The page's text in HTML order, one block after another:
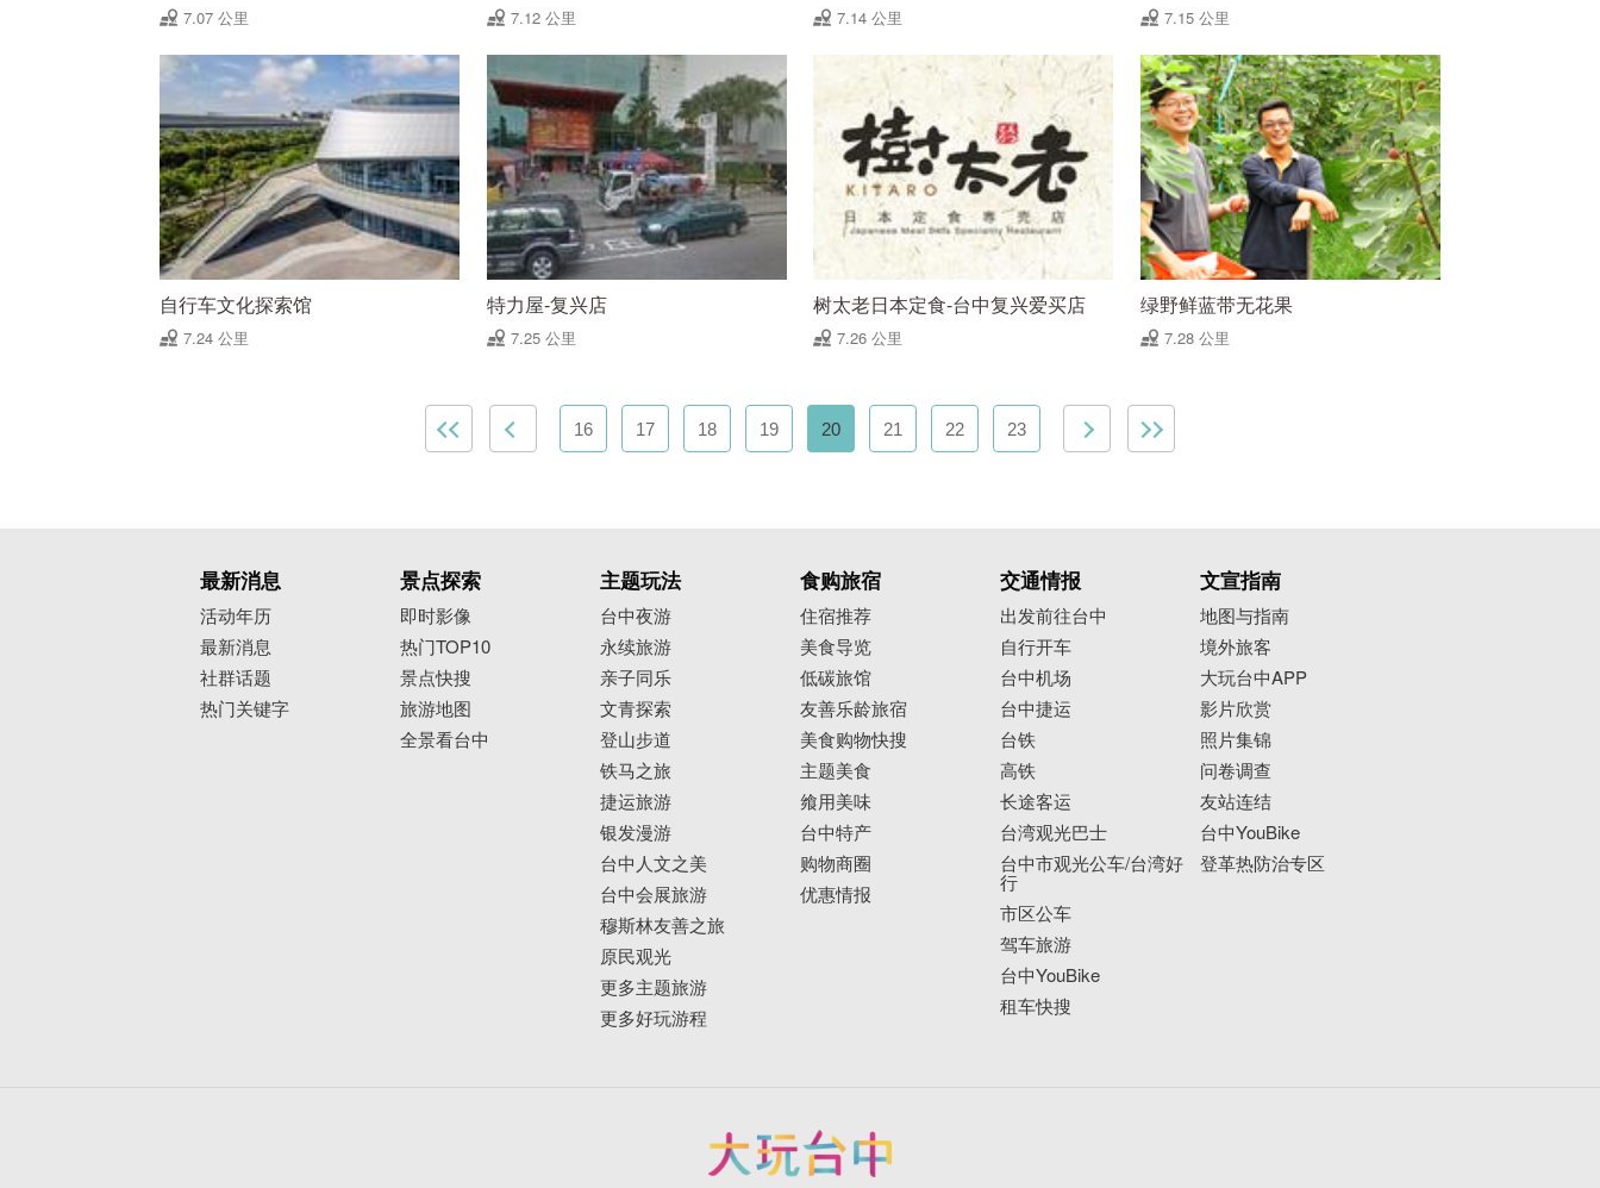
7.07 公里 7.12 公里 7.14 公里 7.15 公里
自行车文化探索馆
7.24 公里
特力屋-复兴店
7.25 公里
树太老日本定食-台中复兴爱买店
7.26 公里
绿野鲜蓝带无花果
7.28 公里
16 17 18 19 20 21 22 23
最新消息
活动年历
最新消息
社群话题
热门关键字
景点探索
即时影像
热门TOP10
景点快搜
旅游地图
全景看台中
主题玩法
台中夜游
永续旅游
亲子同乐
文青探索
登山步道
铁马之旅
捷运旅游
银发漫游
台中人文之美
台中会展旅游
穆斯林友善之旅
原民观光
更多主题旅游
更多好玩游程
食购旅宿
住宿推荐
美食导览
低碳旅馆
友善乐龄旅宿
美食购物快搜
主题美食
飨用美味
台中特产
购物商圈
优惠情报
交通情报
出发前往台中
自行开车
台中机场
台中捷运
台铁
高铁
长途客运
台湾观光巴士
台中市观光公车/台湾好
行
市区公车
驾车旅游
台中YouBike
租车快搜
文宣指南
地图与指南
境外旅客
大玩台中APP
影片欣赏
照片集锦
问卷调查
友站连结
台中YouBike
登革热防治专区